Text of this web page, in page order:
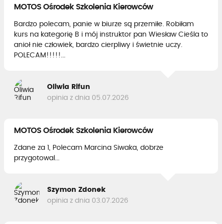
MOTOS Ośrodek Szkolenia Kierowców
Bardzo polecam, panie w biurze są przemiłe. Robiłam
kurs na kategorię B i mój instruktor pan Wiesław Cieśla to
anioł nie człowiek, bardzo cierpliwy i świetnie uczy.
POLECAM!!!!!...
Oliwia Rifun
opinia z dnia 05.07.2026
MOTOS Ośrodek Szkolenia Kierowców
Zdane za 1, Polecam Marcina Siwaka, dobrze
przygotowal...
Szymon Zdonek
opinia z dnia 03.07.2026